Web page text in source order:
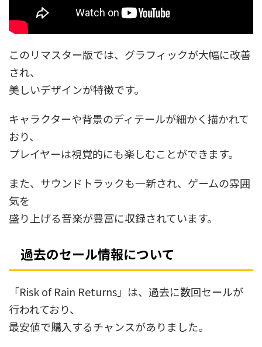
このリマスター版では、グラフィックが大幅に改善
され、
美しいデザインが特徴です。
キャラクターや背景のディテールが細かく描かれて
おり、
プレイヤーは視覚的にも楽しむことができます。
また、サウンドトラックも一新され、ゲームの雰囲
気を
盛り上げる音楽が豊富に収録されています。
過去のセール情報について
「Risk of Rain Returns」は、過去に数回セールが
行われており、
最安値で購入するチャンスがありました。